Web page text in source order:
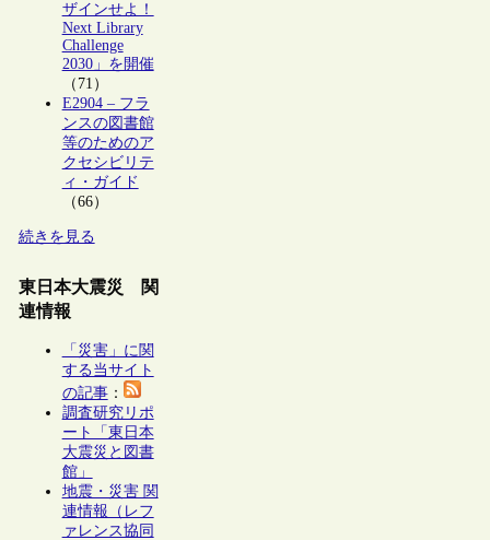
ザインせよ！
Next Library
Challenge
2030」を開催
（71）
E2904 – フラ
ンスの図書館
等のためのア
クセシビリテ
ィ・ガイド
（66）
続きを見る
東日本大震災 関
連情報
「災害」に関
する当サイト
の記事：
調査研究リポ
ート「東日本
大震災と図書
館」
地震・災害 関
連情報（レフ
ァレンス協同